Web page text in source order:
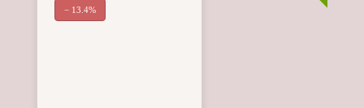
− 13.4%